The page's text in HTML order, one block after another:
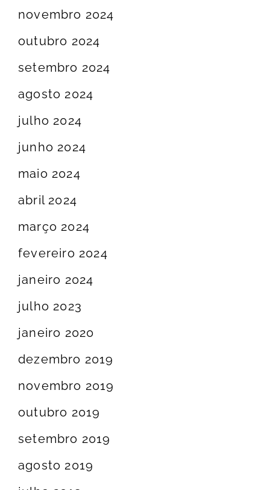
novembro 2024
outubro 2024
setembro 2024
agosto 2024
julho 2024
junho 2024
maio 2024
abril 2024
março 2024
fevereiro 2024
janeiro 2024
julho 2023
janeiro 2020
dezembro 2019
novembro 2019
outubro 2019
setembro 2019
agosto 2019